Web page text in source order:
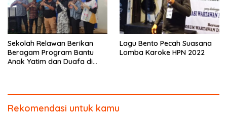
Sekolah Relawan Berikan
Beragam Program Bantu
Anak Yatim dan Duafa di
Lagu Bento Pecah Suasana
Lomba Karoke HPN 2022
Rekomendasi untuk kamu